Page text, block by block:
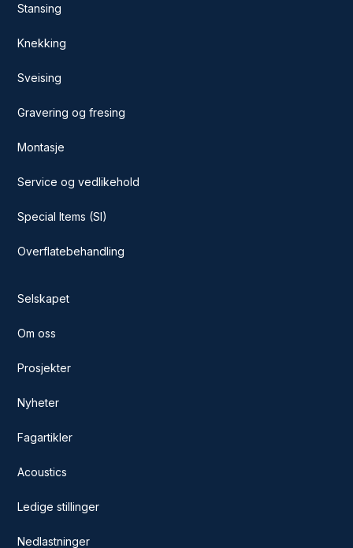
Stansing
Knekking
Sveising
Gravering og fresing
Montasje
Service og vedlikehold
Special Items (SI)
Overflatebehandling
Selskapet
Om oss
Prosjekter
Nyheter
Fagartikler
Acoustics
Ledige stillinger
Nedlastninger